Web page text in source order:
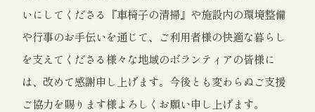
いにしてくださる『車椅子の清掃』や施設内の環境整備
や行事のお手伝いを通じて、ご利用者様の快適な暮らし
を支えてくださる様々な地域のボランティアの皆様に
は、改めて感謝申し上げます。今後とも変わらぬご支援
ご協力を賜ります様よろしくお願い申し上げます。